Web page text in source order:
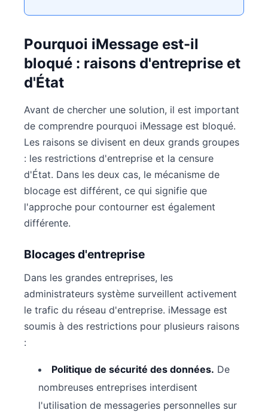
Pourquoi iMessage est-il
bloqué : raisons d'entreprise et
d'État
Avant de chercher une solution, il est important
de comprendre pourquoi iMessage est bloqué.
Les raisons se divisent en deux grands groupes
: les restrictions d'entreprise et la censure
d'État. Dans les deux cas, le mécanisme de
blocage est différent, ce qui signifie que
l'approche pour contourner est également
différente.
Blocages d'entreprise
Dans les grandes entreprises, les
administrateurs système surveillent activement
le trafic du réseau d'entreprise. iMessage est
soumis à des restrictions pour plusieurs raisons
:
Politique de sécurité des données. De
nombreuses entreprises interdisent
l'utilisation de messageries personnelles sur